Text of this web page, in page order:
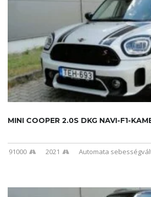
91000 2021 Automata